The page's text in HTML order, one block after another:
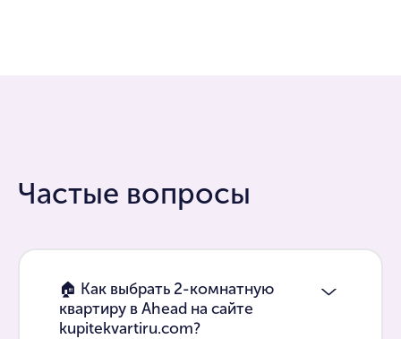
Частые вопросы
🏠 Как выбрать 2-комнатную
квартиру в Ahead на сайте
kupitekvartiru.com?